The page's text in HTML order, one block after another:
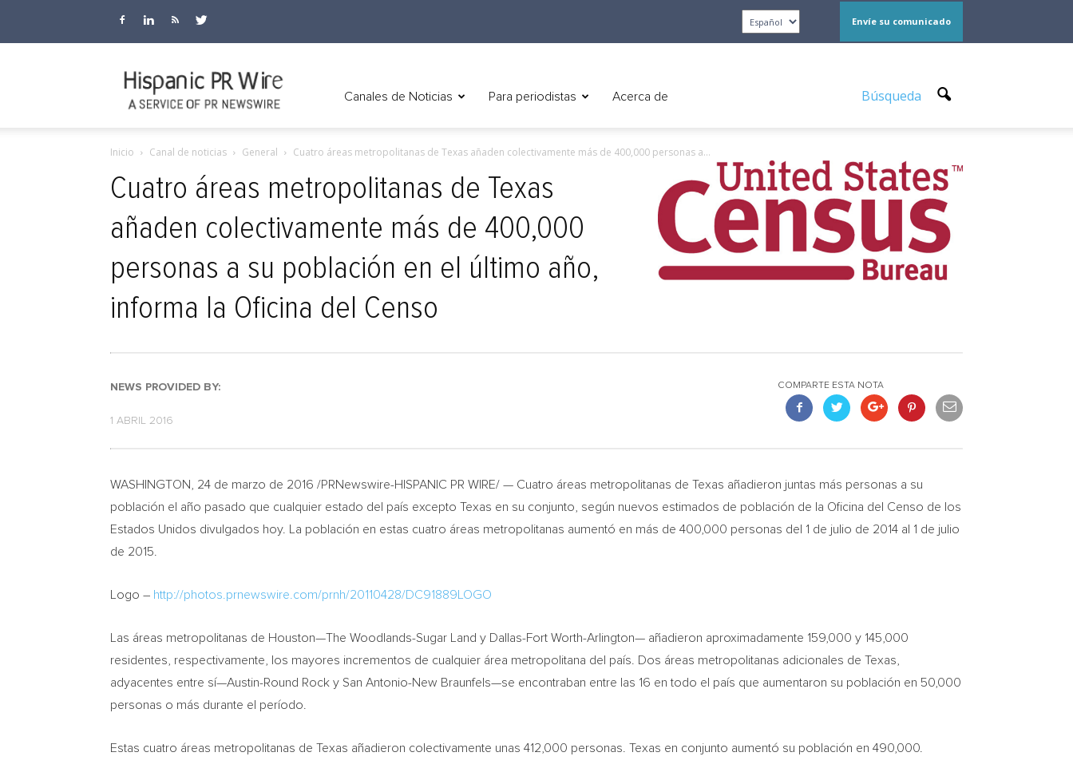
Envíe su comunicado
Wire
Canales de Noticias Para periodistas Acerca de Búsqueda
Inicio Canal de noticias General Cuatro áreas metropolitanas de Texas añaden colectivamente más de 400,000 personas a...
Cuatro áreas metropolitanas de Texas
añaden colectivamente más de 400,000
personas a su población en el último año,
informa la Oficina del Censo
NEWS PROVIDED BY:
1 ABRIL 2016
COMPARTE ESTA NOTA
WASHINGTON , 24 de marzo de 2016 /PRNewswire-HISPANIC PR WIRE/ — Cuatro áreas metropolitanas de Texas añadieron juntas más personas a su
población el año pasado que cualquier estado del país excepto Texas en su conjunto, según nuevos estimados de población de la Oficina del Censo de los
Estados Unidos divulgados hoy. La población en estas cuatro áreas metropolitanas aumentó en más de 400,000 personas del 1 de julio de 2014 al 1 de julio
de 2015.
Logo – http://photos.prnewswire.com/prnh/20110428/DC91889LOGO
Las áreas metropolitanas de Houston—The Woodlands-Sugar Land y Dallas-Fort Worth-Arlington— añadieron aproximadamente 159,000 y 145,000
residentes, respectivamente, los mayores incrementos de cualquier área metropolitana del país. Dos áreas metropolitanas adicionales de Texas
adyacentes entre sí—Austin-Round Rock y San Antonio-New Braunfels—se encontraban entre las 16 en todo el país que aumentaron su población en 50,000
personas o más durante el período.
Estas cuatro áreas metropolitanas de Texas añadieron colectivamente unas 412,000 personas. Texas en conjunto aumentó su población en 490,000.